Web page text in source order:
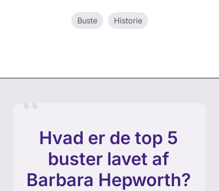
Buste Historie
Hvad er de top 5
buster lavet af
Barbara Hepworth?